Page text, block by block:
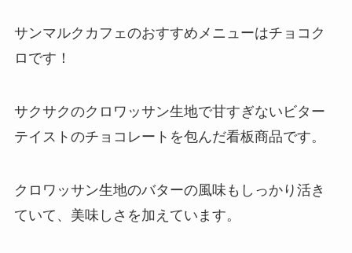
サンマルクカフェのおすすめメニューはチョコク
ロです！
サクサクのクロワッサン生地で甘すぎないビター
テイストのチョコレートを包んだ看板商品です。
クロワッサン生地のバターの風味もしっかり活き
ていて、美味しさを加えています。